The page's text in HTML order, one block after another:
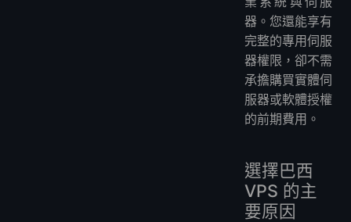
器。您還能享有
完整的專用伺服
器權限，卻不需
承擔購買實體伺
服器或軟體授權
的前期費用。
選擇巴西
VPS 的主
要原因